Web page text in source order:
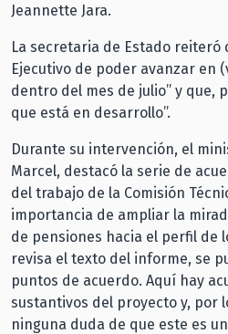
Jeannette Jara.
La secretaria de Estado reiteró
Ejecutivo de poder avanzar en
dentro del mes de julio” y que,
que está en desarrollo”.
Durante su intervención, el
Marcel, destacó la serie de
del trabajo de la Comisión
importancia de ampliar la
de pensiones hacia el perfil de
revisa el texto del informe, se
puntos de acuerdo. Aquí hay
sustantivos del proyecto y, por
ninguna duda de que este es